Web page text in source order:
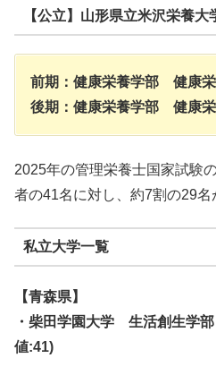
【公立】山形県立米沢栄養大
前期：健康栄養学部 健康
後期：健康栄養学部 健康
2025年の管理栄養士国家試験
者の41名に対し、約7割の29名
私立大学一覧
【青森県】
・柴田学園大学 生活創生学
値:41)